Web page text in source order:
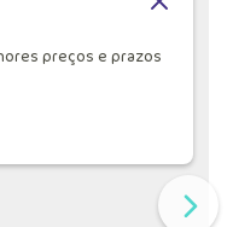
preços e prazos